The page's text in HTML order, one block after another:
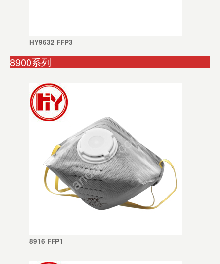
HY9632 FFP3
8900系列
8916 FFP1